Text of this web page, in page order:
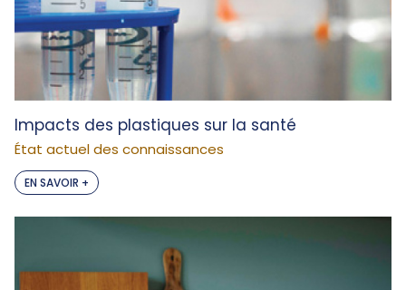
Impacts des plastiques sur la santé
État actuel des connaissances
EN SAVOIR +